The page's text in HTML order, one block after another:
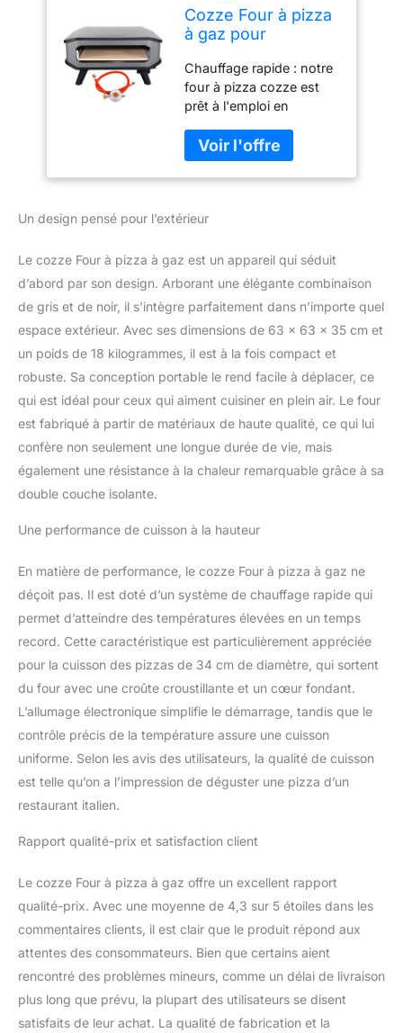
Cozze Four à pizza
à gaz pour
et facile - Idéal pour
pizzas de 34 cm de
diamètre - Allumage
électronique -
Double couche
résistant à la
chaleur - 17"
Chauffage rapide : notre
four à pizza cozze est
prêt à l'emploi en
cuit de délicieuses pizzas
en seulement 2 minutes.
Grande capacité : avec
une pierre de cuisson
pizzas jusqu'à Ø34 cm.
Design portable : facile à
transporter, idéal pour le
balcon, la terrasse ou le
camping. Matériaux de
haute qualité : double
conception résistante à
antirouille pour plus de
durabilité et de fiabilité.
Contrôle précis : équipé
d'un allumage
pour des résultats de
Un design pensé pour l’extérieur
Le cozze Four à pizza à gaz est un appareil qui séduit
d’abord par son design. Arborant une élégante combinaison
de gris et de noir, il s’intègre parfaitement dans n’importe quel
espace extérieur. Avec ses dimensions de 63 x 63 x 35 cm et
un poids de 18 kilogrammes, il est à la fois compact et
robuste. Sa conception portable le rend facile à déplacer, ce
qui est idéal pour ceux qui aiment cuisiner en plein air. Le four
est fabriqué à partir de matériaux de haute qualité, ce qui lui
confère non seulement une longue durée de vie, mais
également une résistance à la chaleur remarquable grâce à sa
double couche isolante.
Une performance de cuisson à la hauteur
En matière de performance, le cozze Four à pizza à gaz ne
déçoit pas. Il est doté d’un système de chauffage rapide qui
permet d’atteindre des températures élevées en un temps
record. Cette caractéristique est particulièrement appréciée
pour la cuisson des pizzas de 34 cm de diamètre, qui sortent
du four avec une croûte croustillante et un cœur fondant.
L’allumage électronique simplifie le démarrage, tandis que le
contrôle précis de la température assure une cuisson
uniforme. Selon les avis des utilisateurs, la qualité de cuisson
est telle qu’on a l’impression de déguster une pizza d’un
restaurant italien.
Rapport qualité-prix et satisfaction client
Le cozze Four à pizza à gaz offre un excellent rapport
qualité-prix. Avec une moyenne de 4,3 sur 5 étoiles dans les
commentaires clients, il est clair que le produit répond aux
attentes des consommateurs. Bien que certains aient
rencontré des problèmes mineurs, comme un délai de livraison
plus long que prévu, la plupart des utilisateurs se disent
satisfaits de leur achat. La qualité de fabrication et la